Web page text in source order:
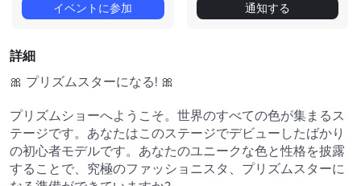
イベントに参加 通知する
詳細
🎀 プリズムスターになる! 🎀
プリズムショーへようこそ。世界のすべての色が集まるス
テージです。あなたはこのステージでデビューしたばかり
の初心者モデルです。あなたのユニークな色と性格を披露
することで、究極のファッショニスタ、プリズムスターに